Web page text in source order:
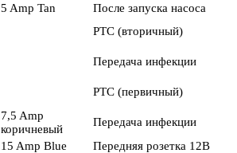
5 Amp Tan
После запуска насоса
PTC (вторичный)
Передача инфекции
PTC (первичный)
7,5 Amp
коричневый
Передача инфекции
15 Amp Blue
Передняя розетка 12В